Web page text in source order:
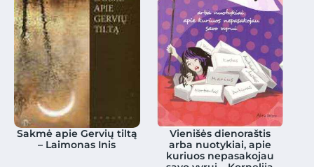
Sakmė apie Gervių tiltą
– Laimonas Inis
Vienišės dienoraštis
arba nuotykiai, apie
kuriuos nepasakojau